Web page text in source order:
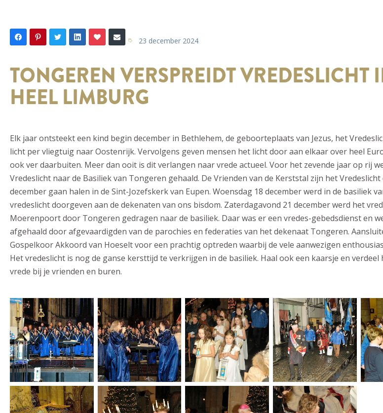
23 december 2024
TONGEREN VERSPREIDT VREDESLICHT
HEEL LIMBURG
Elk jaar ontsteekt een kind begin december in Bethlehem, de geboorteplaats van Jezus, het
licht per vliegtuig naar Oostenrijk. Vervolgens geven mensen het licht door aan elkaar over heel
ook ver daarbuiten. Meer dan ooit is dit verlangen naar vrede actueel. Voor het zevende jaar op rij
Vredeslicht naar de Basiliek van Tongeren gehaald. De Vrienden van de Kerststal zijn het
december gaan halen in de Sint-Jozefskerk van Eupen. Woensdag 18 december werd in de basiliek
vredeslicht doorgeven aan de dekenaten van ons bisdom. Zaterdagavond 21 december werd het
Moerenpoort door Tongeren gedragen naar de basiliek. Daar was er een vredes-gebedsdienst en
afgehaald door afgevaardigden van de parochies en federaties van het dekenaat Tongeren.
Gospelkoor Akkoord van Hoeselt voor een prachtig optreden waarbij de vele aanwezigen
Het vredeslicht is nog de ganse kersttijd te verkrijgen in de basiliek. Haal ook een kaarsje en verdeel
vrede bij je vrienden en buren.